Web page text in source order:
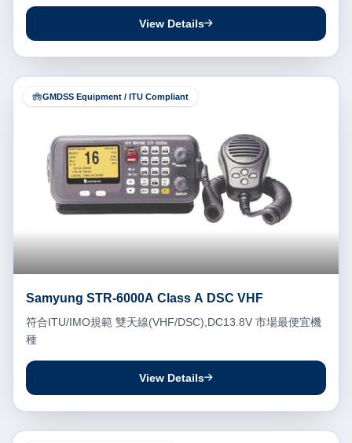
View Details
GMDSS Equipment / ITU Compliant
Samyung STR-6000A Class A DSC VHF
符合ITU/IMO規範 雙天線(VHF/DSC),DC13.8V 市場最便宜機
種
View Details